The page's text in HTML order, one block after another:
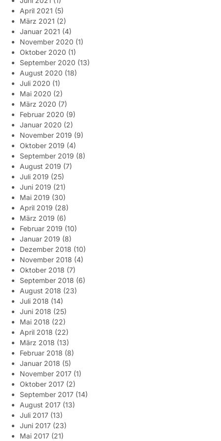
April 2021 (5)
März 2021 (2)
Januar 2021 (4)
November 2020 (1)
Oktober 2020 (1)
September 2020 (13)
August 2020 (18)
Juli 2020 (1)
Mai 2020 (2)
März 2020 (7)
Februar 2020 (9)
Januar 2020 (2)
November 2019 (9)
Oktober 2019 (4)
September 2019 (8)
August 2019 (7)
Juli 2019 (25)
Juni 2019 (21)
Mai 2019 (30)
April 2019 (28)
März 2019 (6)
Februar 2019 (10)
Januar 2019 (8)
Dezember 2018 (10)
November 2018 (4)
Oktober 2018 (7)
September 2018 (6)
August 2018 (23)
Juli 2018 (14)
Juni 2018 (25)
Mai 2018 (22)
April 2018 (22)
März 2018 (13)
Februar 2018 (8)
Januar 2018 (5)
November 2017 (1)
Oktober 2017 (2)
September 2017 (14)
August 2017 (13)
Juli 2017 (13)
Juni 2017 (23)
Mai 2017 (21)